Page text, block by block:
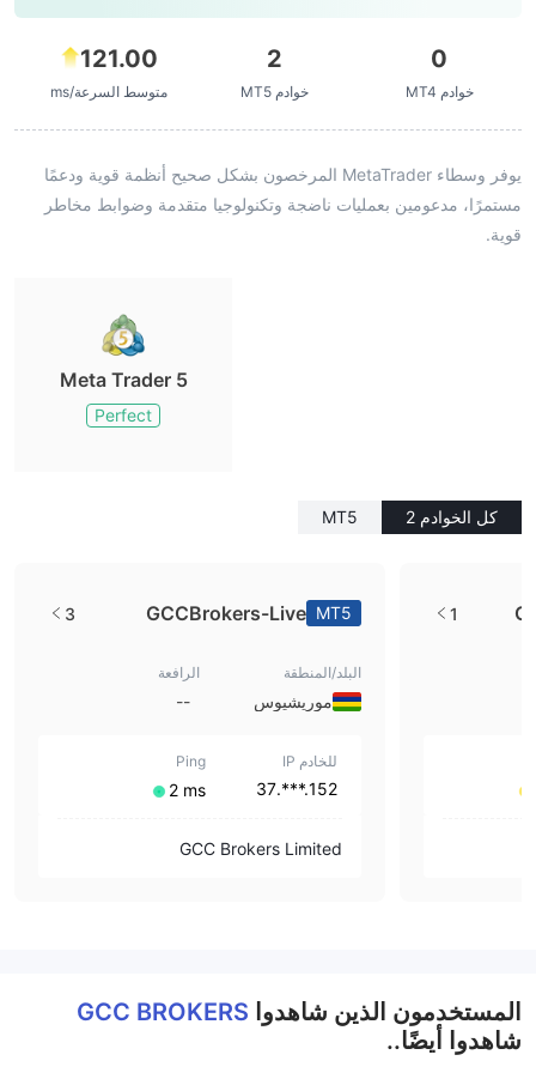
0
خوادم MT4
2
خوادم MT5
121.00
متوسط السرعة/ms
يوفر وسطاء MetaTrader المرخصون بشكل صحيح أنظمة قوية ودعمًا
مستمرًا، مدعومين بعمليات ناضجة وتكنولوجيا متقدمة وضوابط مخاطر
قوية.
Meta Trader 5
Perfect
كل الخوادم 2 MT5
MT5
GCCBrokers-Live
3
البلد/المنطقة
موريشيوس
الرافعة
--
للخادم IP
152.***.37
Ping
⁦2 ms⁩
GCC Brokers Limited
1
المستخدمون الذين شاهدوا GCC BROKERS
شاهدوا أيضًا..